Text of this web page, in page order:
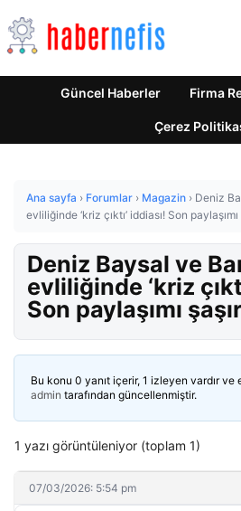
Güncel Haberler Firma
Çerez
Ana sayfa › Forumlar › Magazin › Deniz
evliliğinde ‘kriz çıktı’ iddiası! Son paylaşımı
Deniz Baysal ve
evliliğinde ‘kriz
Son paylaşımı
Bu konu 0 yanıt içerir, 1 izleyen vardır ve
admin tarafından güncellenmiştir.
1 yazı görüntüleniyor (toplam 1)
07/03/2026: 5:54 pm